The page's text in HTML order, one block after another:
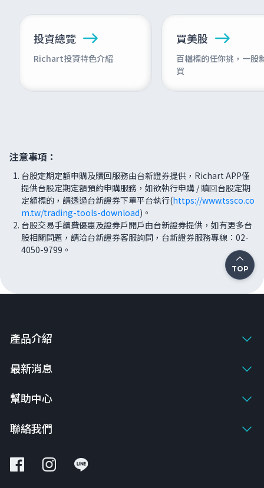
投資總覽
Richart投資特色介紹
買美股
百檔標的任你挑，一股
買
注意事項：
台股定期定額申購及贖回服務由台新證券提供，Richart APP僅
提供台股定期定額預約申購服務，如欲執行申購 / 贖回台股定期
定額標的，請透過台新證券下單平台執行(https://www.tssco.co
m.tw/trading-tools-download)。
台股交易手續費優惠及證券戶開戶由台新證券提供，如有更多台
股相關問題，請洽台新證券客服詢問，台新證券服務專線：02-
4050-9799。
TOP
產品介紹
最新消息
幫助中心
聯絡我們